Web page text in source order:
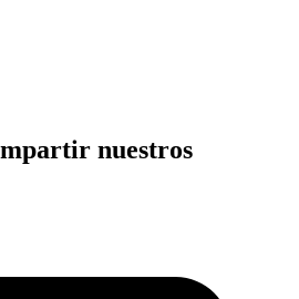
nuestros